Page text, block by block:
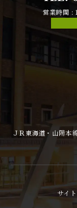
営業時間 :
ＪＲ東海道・山陽本
サイ